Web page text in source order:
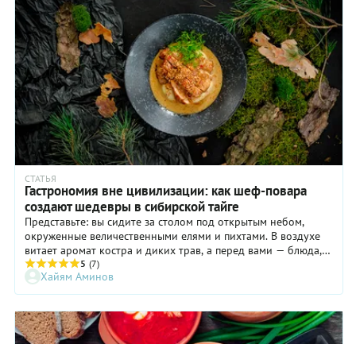
СТАТЬЯ
Гастрономия вне цивилизации: как шеф-повара
создают шедевры в сибирской тайге
Представьте: вы сидите за столом под открытым небом,
окруженные величественными елями и пихтами. В воздухе
витает аромат костра и диких трав, а перед вами — блюда,
созданные из местных ингредиентов. О том, как шефам
удается готовить в лесу и что вдохновляет их на кулинарные
эксперименты, рассказал Хайям Аминов, основатель и
владелец ресторанов Fresco и Fresco Asia в Красноярске,
создатель WD Fest — гастрономических ужинов в тайге и
горах.
5 (7)
Хайям Аминов